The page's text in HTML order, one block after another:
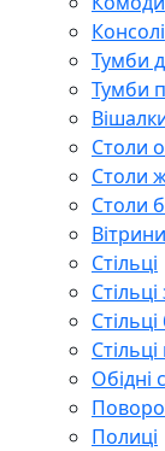
Консолі
Тумби
Тумби
Столи
Столи
Столи
Вітрини
Стільці
Обідні
Полиці